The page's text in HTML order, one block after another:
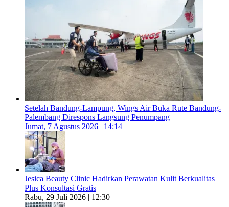
Setelah Bandung-Lampung, Wings Air Buka Rute Bandung-
Palembang Direspons Langsung Penumpang
Jumat, 7 Agustus 2026 | 14:14
Jesica Beauty Clinic Hadirkan Perawatan Kulit Berkualitas
Plus Konsultasi Gratis
Rabu, 29 Juli 2026 | 12:30